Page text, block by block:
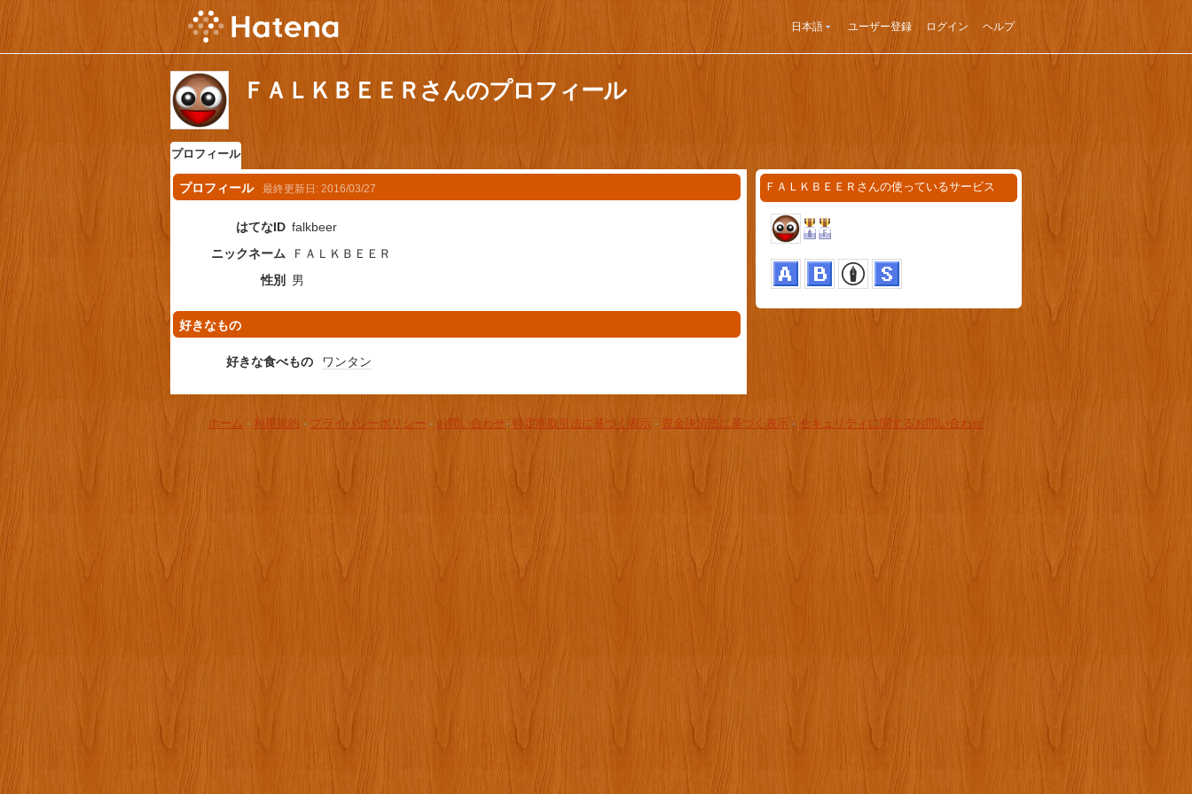
日本語 ユーザー登録 ログイン ヘルプ
ＦＡＬＫＢＥＥＲさんのプロフィール
プロフィール
プロフィール 最終更新日: 2016/03/27
はてなID falkbeer
ニックネーム
ＦＡＬＫＢＥＥＲ
性別
男
好きなもの
好きな食べもの ワンタン
ＦＡＬＫＢＥＥＲさんの使っているサービス
ホーム - 利用規約 - プライバシーポリシー - お問い合わせ- 特定商取引法に基づく表示 - 資金決済法に基づく表示 - セキュリティに関するお問い合わせ